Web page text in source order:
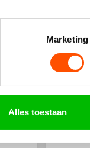
Marketing
Alles toestaan